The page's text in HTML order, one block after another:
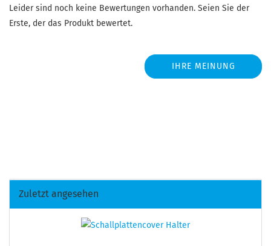
Leider sind noch keine Bewertungen vorhanden. Seien Sie der
Erste, der das Produkt bewertet.
IHRE MEINUNG
Zuletzt angesehen